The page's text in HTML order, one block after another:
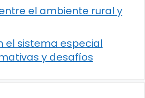
el ambiente rural y
el sistema especial
y desafíos